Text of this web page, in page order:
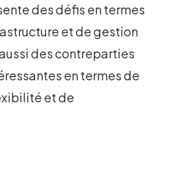
des défis en termes
et de gestion
des contreparties
en termes de
et de